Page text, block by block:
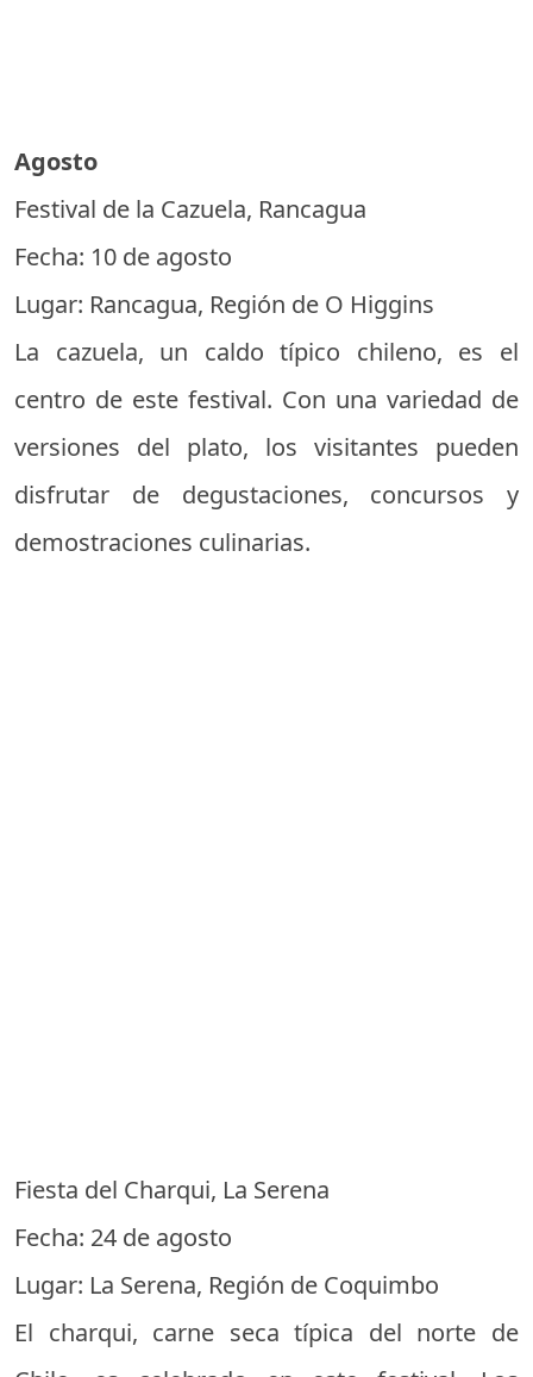
Agosto
Festival de la Cazuela, Rancagua
Fecha: 10 de agosto
Lugar: Rancagua, Región de O Higgins
La cazuela, un caldo típico chileno, es el
centro de este festival. Con una variedad de
versiones del plato, los visitantes pueden
disfrutar de degustaciones, concursos y
demostraciones culinarias.
Fiesta del Charqui, La Serena
Fecha: 24 de agosto
Lugar: La Serena, Región de Coquimbo
El charqui, carne seca típica del norte de